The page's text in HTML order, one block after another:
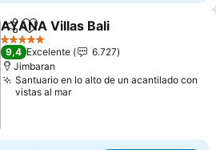
CompartirAgregar a favoritos
AYANA Villas Bali
5 Estrellas
9,4 Excelente
6.727
Jimbaran
Santuario en lo alto de un acantilado con
vistas al mar